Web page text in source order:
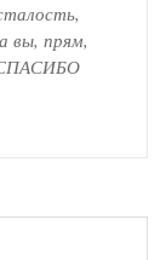
вы, прям,
СПАСИБО